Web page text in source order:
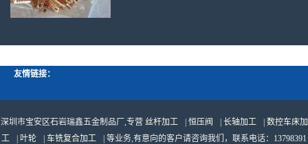
防静塑胶件车
CD纹按键
细小丝杆加工
机加工及车铣复合加工。其他五金车件：机械
五金车件、五金焊接产品、灯具产品、电子电
器配件等。技术设备与质量管控公司配备了一
友情链接：
深圳市宝安区石岩瑞鑫五金制品厂,专营 丝杆加工 恒压阀 长轴加工
数控车床加
工
叶轮 车铣复合加工 | 等业务,有意向的客户请咨询我们，联系电话： 13798391